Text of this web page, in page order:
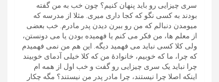
سری چیزایی رو باید پنهان کنیم؟ چون خب به من گفته
بودند به کسی نگو که کجا داری میری. مثلا از مدرسه که
میومدن دنبالم که من رو ببرن دیدن پدر مادرم. خب بعضی
از معلم ها، من فکر می کنم یا فهمیده بودن یا می دونستن،
ولی کلا کسی نباید می فهمید دیگه. این هم من نمی فهمیدم
که چرا، ما که خوبیم، خانوادۀ من که کلا خیلی آدمای خوبیند
چرا نباید یک سری چیزایی رو گفت و خب اول از همه ام
اینکه اصلا چرا نیستند، چرا مادر پدر من نیستند؟ مگه چکار